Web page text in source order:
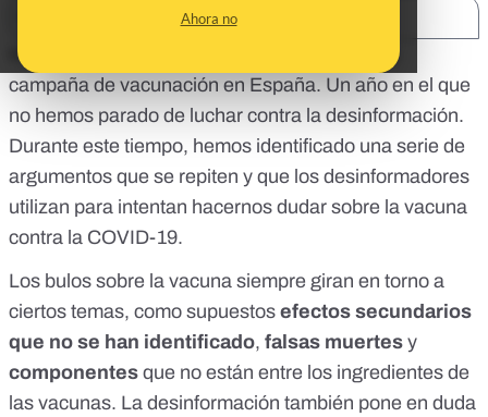
Ahora no
Hoy se cumple un año desde que comenzó la
campaña de vacunación en España. Un año en el que
no hemos parado de luchar contra la desinformación.
Durante este tiempo, hemos identificado una serie de
argumentos que se repiten y que los desinformadores
utilizan para intentan hacernos dudar sobre la vacuna
contra la COVID-19.
Los bulos sobre la vacuna siempre giran en torno a
ciertos temas, como supuestos efectos secundarios
que no se han identificado, falsas muertes y
componentes que no están entre los ingredientes de
las vacunas. La desinformación también pone en duda